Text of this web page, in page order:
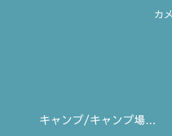
カ
キャンプ/キャンプ場動画